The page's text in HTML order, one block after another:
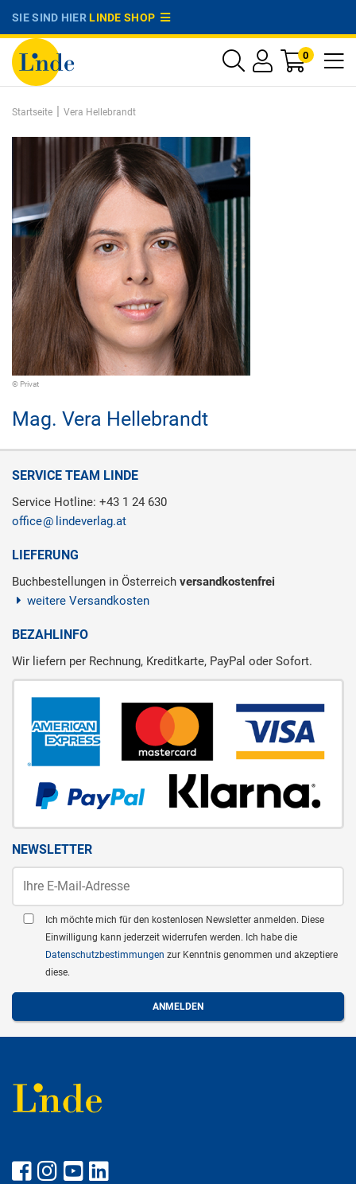
SIE SIND HIERLINDE SHOP
0
Startseite | Vera Hellebrandt
© Privat
Mag. Vera Hellebrandt
SERVICE TEAM LINDE
Service Hotline: +43 1 24 630
office
lindeverlag.at
LIEFERUNG
Buchbestellungen in Österreich versandkostenfrei
weitere Versandkosten
BEZAHLINFO
Wir liefern per Rechnung, Kreditkarte, PayPal oder Sofort.
NEWSLETTER
Ich möchte mich für den kostenlosen Newsletter anmelden. Diese
Einwilligung kann jederzeit widerrufen werden. Ich habe die
Datenschutzbestimmungen zur Kenntnis genommen und akzeptiere
diese.